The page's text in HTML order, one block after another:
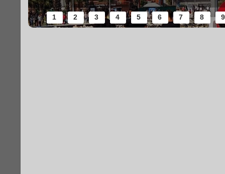
1 2 3 4 5 6 7 8 9